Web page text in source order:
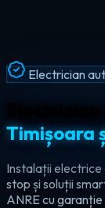
Intervenții
Urgențe
județul
Ajungem la tine
noaptea.
Lugoj, Deta și